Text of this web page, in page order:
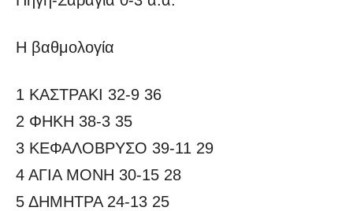
Η βαθμολογία
1 ΚΑΣΤΡΑΚΙ 32-9 36
2 ΦΗΚΗ 38-3 35
3 ΚΕΦΑΛΟΒΡΥΣΟ 39-11 29
4 ΑΓΙΑ ΜΟΝΗ 30-15 28
5 ΔΗΜΗΤΡΑ 24-13 25